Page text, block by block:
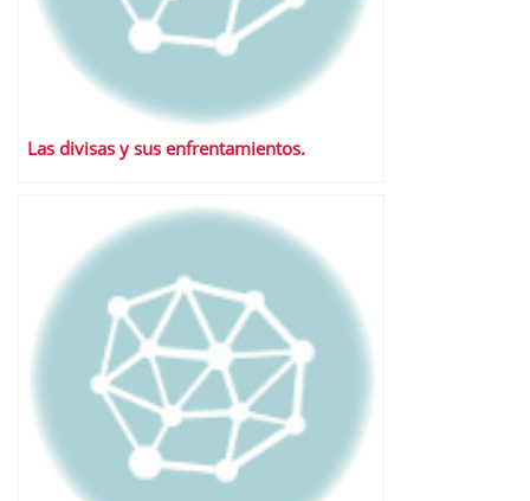
Las divisas y sus enfrentamientos.